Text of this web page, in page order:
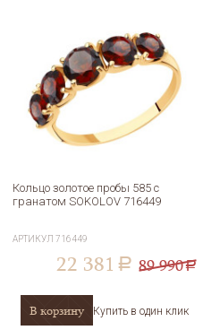
Кольцо золотое пробы 585 с
гранатом SOKOLOV 716449
АРТИКУЛ716449
22 381 a 89 990a
В корзину Купить в один клик